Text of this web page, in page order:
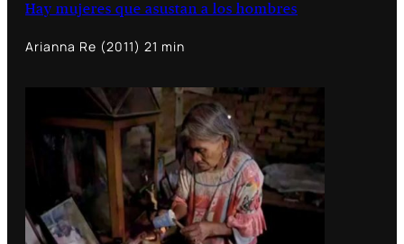
Hay mujeres que asustan a los hombres
Arianna Re (2011) 21 min